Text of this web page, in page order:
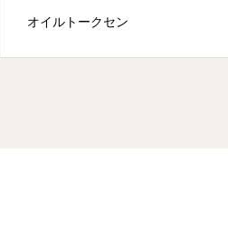
オイルトークセン